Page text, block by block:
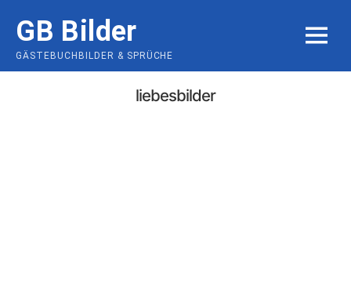
content
GB Bilder
GÄSTEBUCHBILDER & SPRÜCHE
MENU
liebesbilder